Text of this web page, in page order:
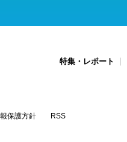
特集・レポート
保護方針 RSS